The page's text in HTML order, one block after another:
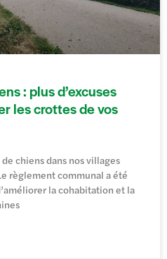
: plus d’excuses
les crottes de vos
chiens dans nos villages
règlement communal a été
la cohabitation et la